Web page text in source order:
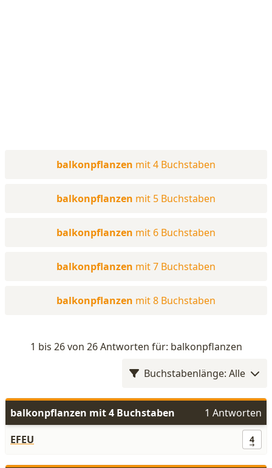
balkonpflanzen mit 4 Buchstaben
balkonpflanzen mit 5 Buchstaben
balkonpflanzen mit 6 Buchstaben
balkonpflanzen mit 7 Buchstaben
balkonpflanzen mit 8 Buchstaben
1 bis 26 von 26 Antworten für: balkonpflanzen
Buchstabenlänge: Alle
balkonpflanzen mit 4 Buchstaben
1 Antworten
EFEU
4